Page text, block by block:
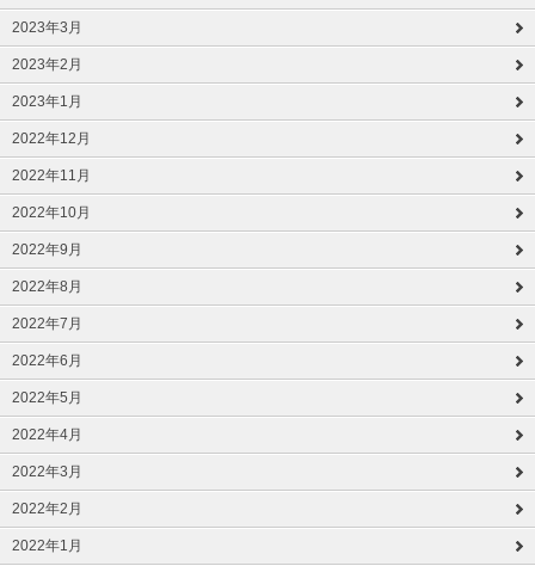
2023年3月
2023年2月
2023年1月
2022年12月
2022年11月
2022年10月
2022年9月
2022年8月
2022年7月
2022年6月
2022年5月
2022年4月
2022年3月
2022年2月
2022年1月